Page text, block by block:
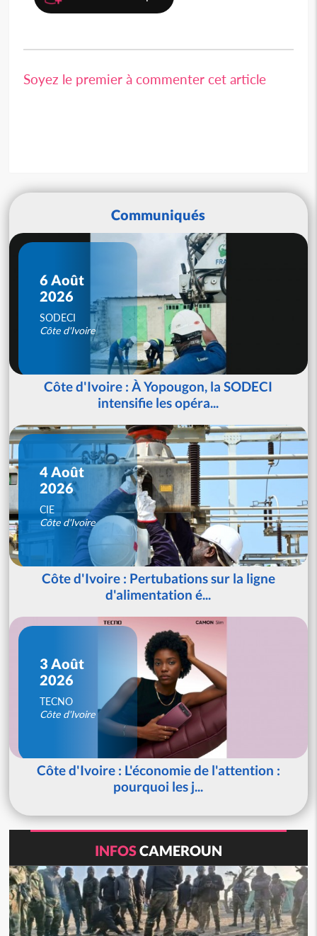
Soyez le premier à commenter cet article
Communiqués
6 Août
2026
SODECI
Côte d'Ivoire
Côte d'Ivoire : À Yopougon, la SODECI
intensifie les opéra...
4 Août
2026
CIE
Côte d'Ivoire
Côte d'Ivoire : Pertubations sur la ligne
d'alimentation é...
3 Août
2026
TECNO
Côte d'Ivoire
Côte d'Ivoire : L'économie de l'attention :
pourquoi les j...
INFOSCAMEROUN